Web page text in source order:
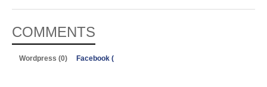
COMMENTS
Wordpress (0) Facebook (